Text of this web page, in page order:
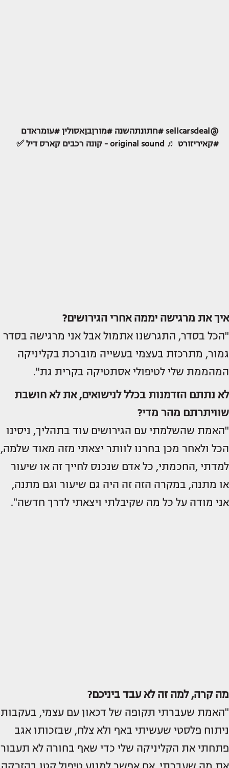
@sellcarsdeal #חתונתהשנה #מורןבןאסולין #עומראדם
#קאיריזורט
♬ original sound - קונה רכבים קארס דיל ✅
איך את מרגישה יממה אחרי הגירושים?
"הכל בסדר, התגרשנו אתמול אבל אני מרגישה בסדר
גמור, מתרכזת בעצמי בעשייה מוברכת בקליניקה
המהממת שלי לטיפולי אסתטיקה בקרית גת".
לא נתתם הזדמנות בכלל לנישואים, את לא חושבת
שוויתרתם מהר מדי?
"האמת שהשלמתי עם הגירושים עוד בתהליך, ניסינו
הכל ולאחר מכן בחרנו לוותר יצאתי מזה מאוד שלמה,
למדתי ,החכמתי, כל אדם שנכנס לחייך זה או שיעור
או מתנה, במקרה הזה זה היה גם שיעור וגם מתנה,
אני מודה על כל מה שקיבלתי ויצאתי לדרך חדשה".
מה קרה, למה זה לא עבד ביניכם?
"האמת שעברתי תקופה של דכאון עם עצמי, בעקבות
ניתוח פלסטי שעשיתי באף ולא צלח, שבזכותו אגב
פתחתי את הקליניקה שלי כדי שאף בחורה לא תעבור